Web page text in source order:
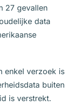
27 gevallen
data
enkel verzoek is
buiten
is verstrekt.